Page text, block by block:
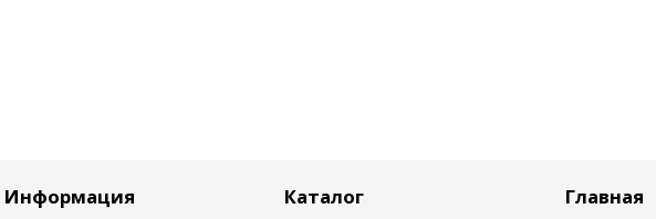
Информация Каталог
Главная